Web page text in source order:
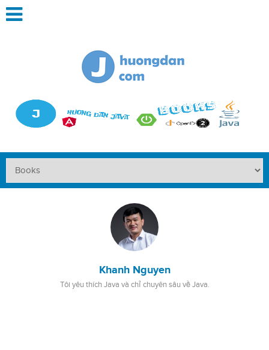
Khanh Nguyen
Tôi yêu thích Java và chỉ chuyên sâu về Java.